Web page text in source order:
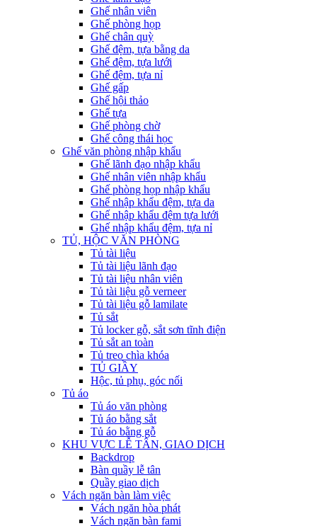
Ghế nhân viên
Ghế phòng họp
Ghế chân quỳ
Ghế đệm, tựa bằng da
Ghế đệm, tựa lưới
Ghế đệm, tựa nỉ
Ghế gấp
Ghế hội thảo
Ghế tựa
Ghế phòng chờ
Ghế công thái học
Ghế văn phòng nhập khẩu
Ghế lãnh đạo nhập khẩu
Ghế nhân viên nhập khẩu
Ghế phòng họp nhập khẩu
Ghế nhập khẩu đệm, tựa da
Ghế nhập khẩu đệm tựa lưới
Ghế nhập khẩu đệm, tựa nỉ
TỦ, HỘC VĂN PHÒNG
Tủ tài liệu
Tủ tài liệu lãnh đạo
Tủ tài liệu nhân viên
Tủ tài liệu gỗ verneer
Tủ tài liệu gỗ lamilate
Tủ sắt
Tủ locker gỗ, sắt sơn tĩnh điện
Tủ sắt an toàn
Tủ treo chìa khóa
TỦ GIẦY
Hộc, tủ phụ, góc nối
Tủ áo
Tủ áo văn phòng
Tủ áo bằng sắt
Tủ áo bằng gỗ
KHU VỰC LỄ TÂN, GIAO DỊCH
Backdrop
Bàn quầy lễ tân
Quầy giao dịch
Vách ngăn bàn làm việc
Vách ngăn hòa phát
Vách ngăn bàn fami